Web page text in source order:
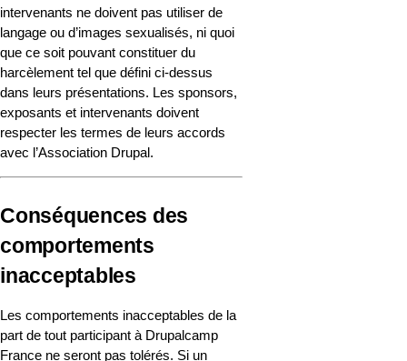
intervenants ne doivent pas utiliser de
langage ou d’images sexualisés, ni quoi
que ce soit pouvant constituer du
harcèlement tel que défini ci-dessus
dans leurs présentations. Les sponsors,
exposants et intervenants doivent
respecter les termes de leurs accords
avec l’Association Drupal.
Conséquences des
comportements
inacceptables
Les comportements inacceptables de la
part de tout participant à Drupalcamp
France ne seront pas tolérés. Si un